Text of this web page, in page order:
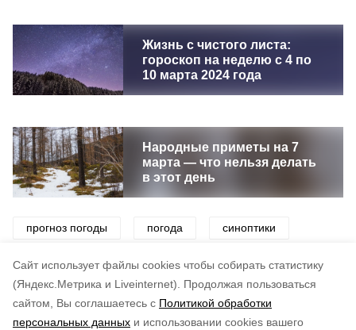
Cайт использует файлы cookies чтобы собирать статистику
(Яндекс.Метрика и Liveinternet).
Продолжая пользоваться
сайтом, Вы соглашаетесь с Политикой обработки
персональных данных и использовании cookies вашего
Жизнь с чистого листа:
гороскоп на неделю с 4 по
10 марта 2024 года
Народные приметы на 7
марта — что нельзя делать
в этот день
прогноз погоды погода синоптики
снег ветер мороз